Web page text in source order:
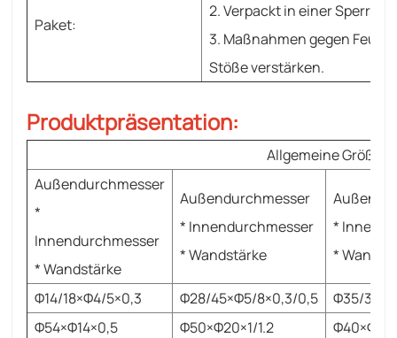
Paket:
2. Verpackt in einer
3. Maßnahmen gegen
Stöße verstärken.
Produktpräsentation:
Allgemeine Größe
Außendurchmesser
*
Innendurchmesser
* Wandstärke
Außendurchmesser
* Innendurchmesser
* Wandstärke
*
*
Φ14/18×Φ4/5×0,3 Φ28/45×Φ5/8×0,3/0,5
Φ35/
Φ54×Φ14×0,5
Φ50×Φ20×1/1.2